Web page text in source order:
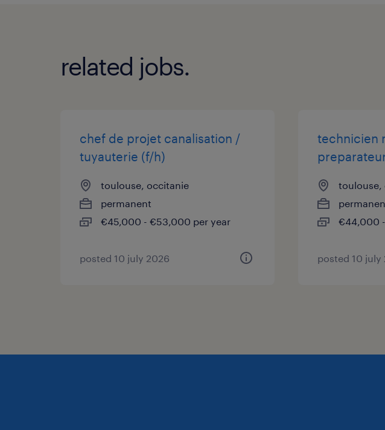
related jobs.
chef de projet canalisation /
tuyauterie (f/h)
toulouse, occitanie
permanent
€45,000 - €53,000 per year
posted 10 july 2026
technicien
toulouse,
€44,000
posted 10 july